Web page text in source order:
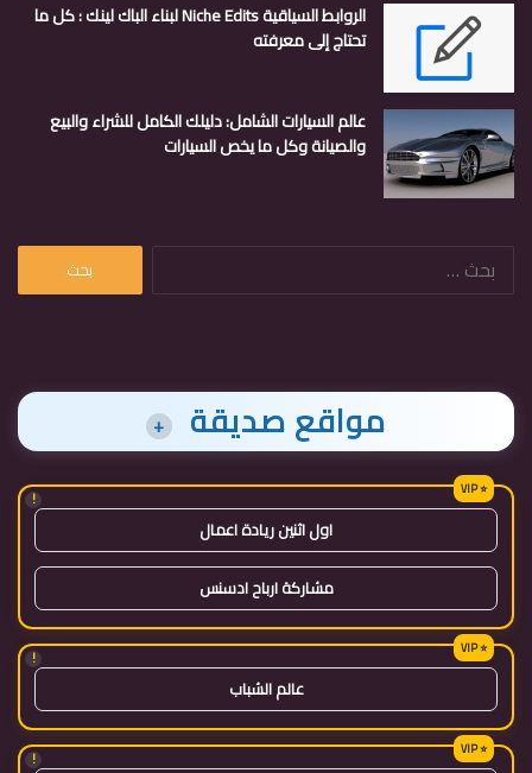
الروابط السياقية Niche Edits لبناء الباك لينك : كل ما
تحتاج إلى معرفته
عالم السيارات الشامل: دليلك الكامل للشراء والبيع
والصيانة وكل ما يخص السيارات
البحث
مواقع صديقة +
!
اول اثنين ريادة اعمال
مشاركة ارباح ادسنس
!
عالم الشباب
!